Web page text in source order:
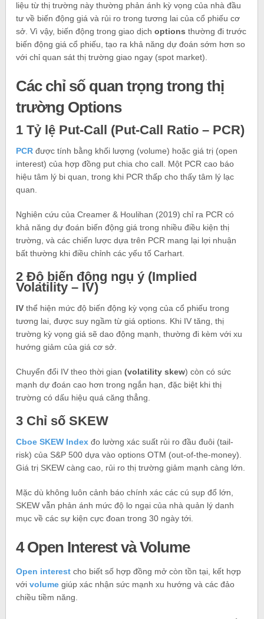
liệu từ thị trường này thường phản ánh kỳ vọng của nhà đầu
tư về biến động giá và rủi ro trong tương lai của cổ phiếu cơ
sở. Vì vậy, biến động trong giao dịchoptionsthường đi trước
biến động giá cổ phiếu, tạo ra khả năng dự đoán sớm hơn so
với chỉ quan sát thị trường giao ngay (spot market).
Các chỉ số quan trọng trong thị
trường Options
1 Tỷ lệ Put‑Call (Put‑Call Ratio – PCR)
PCRđược tính bằng khối lượng (volume) hoặc giá trị (open
interest) của hợp đồng put chia cho call. Một PCR cao báo
hiệu tâm lý bi quan, trong khi PCR thấp cho thấy tâm lý lạc
quan.
Nghiên cứu của Creamer & Houlihan (2019) chỉ ra PCR có
khả năng dự đoán biến động giá trong nhiều điều kiện thị
trường, và các chiến lược dựa trên PCR mang lại lợi nhuận
bất thường khi điều chỉnh các yếu tố Carhart.
2 Độ biến động ngụ ý (Implied
Volatility – IV)
IVthể hiện mức độ biến động kỳ vọng của cổ phiếu trong
tương lai, được suy ngầm từ giá options. Khi IV tăng, thị
trường kỳ vọng giá sẽ dao động mạnh, thường đi kèm với xu
hướng giảm của giá cơ sở.
Chuyển đổi IV theo thời gian(volatility skew) còn có sức
mạnh dự đoán cao hơn trong ngắn hạn, đặc biệt khi thị
trường có dấu hiệu quá căng thẳng.
3 Chỉ số SKEW
Cboe SKEW Index đo lường xác suất rủi ro đầu đuôi (tail-
risk) của S&P 500 dựa vào options OTM (out‑of‑the‑money).
Giá trị SKEW càng cao, rủi ro thị trường giảm mạnh càng lớn.
Mặc dù không luôn cảnh báo chính xác các cú sụp đổ lớn,
SKEW vẫn phản ánh mức độ lo ngại của nhà quản lý danh
mục về các sự kiện cực đoan trong 30 ngày tới.
4 Open Interest và Volume
Open interest cho biết số hợp đồng mở còn tồn tại, kết hợp
vớivolumegiúp xác nhận sức mạnh xu hướng và các đảo
chiều tiềm năng.